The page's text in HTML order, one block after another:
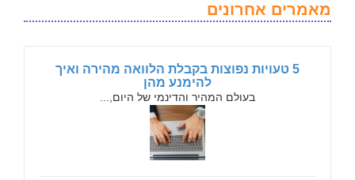
מאמרים אחרונים
5 טעויות נפוצות בקבלת הלוואה מהירה ואיך
להימנע מהן
בעולם המהיר והדינמי של היום,...